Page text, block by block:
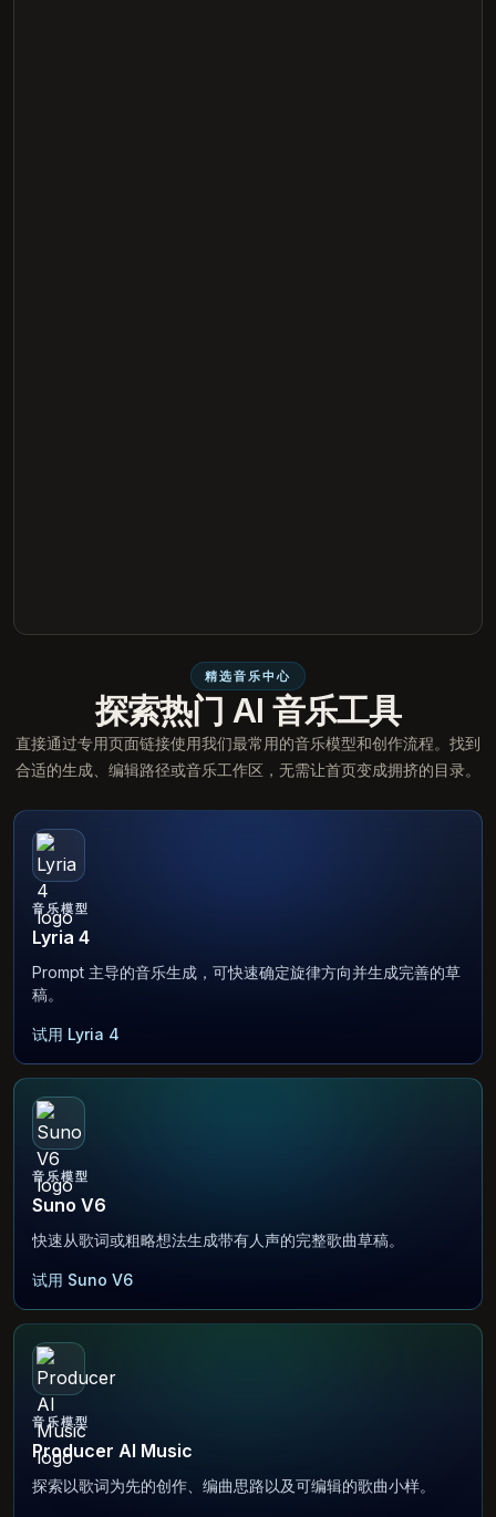
精选音乐中心
探索热门 AI 音乐工具
直接通过专用页面链接使用我们最常用的音乐模型和创作流程。找到
合适的生成、编辑路径或音乐工作区，无需让首页变成拥挤的目录。
音乐模型
Lyria 4
Prompt 主导的音乐生成，可快速确定旋律方向并生成完善的草
稿。
试用 Lyria 4
音乐模型
Suno V6
快速从歌词或粗略想法生成带有人声的完整歌曲草稿。
试用 Suno V6
音乐模型
Producer AI Music
探索以歌词为先的创作、编曲思路以及可编辑的歌曲小样。